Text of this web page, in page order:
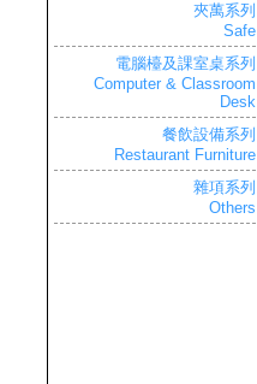
夾萬系列
Safe
電腦檯及課室桌系列
Computer & Classroom
Desk
餐飲設備系列
Restaurant Furniture
雜項系列
Others